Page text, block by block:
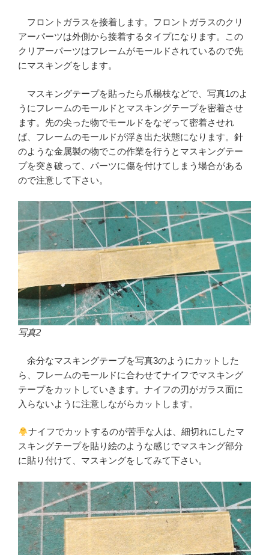
フロントガラスを接着します。フロントガラスのクリ
アーパーツは外側から接着するタイプになります。この
クリアーパーツはフレームがモールドされているので先
にマスキングをします。
マスキングテープを貼ったら爪楊枝などで、写真1のよ
うにフレームのモールドとマスキングテープを密着させ
ます。先の尖った物でモールドをなぞって密着させれ
ば、フレームのモールドが浮き出た状態になります。針
のような金属製の物でこの作業を行うとマスキングテー
プを突き破って、パーツに傷を付けてしまう場合がある
ので注意して下さい。
写真2
余分なマスキングテープを写真3のようにカットした
ら、フレームのモールドに合わせてナイフでマスキング
テープをカットしていきます。ナイフの刃がガラス面に
入らないように注意しながらカットします。
ナイフでカットするのが苦手な人は、細切れにしたマ
スキングテープを貼り絵のような感じでマスキング部分
に貼り付けて、マスキングをしてみて下さい。